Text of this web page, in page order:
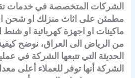
الشركات المتخصصة في خدمات
مطمئن على اثاث منزلك او شحن
ماكينات او اجهزة كهربائية او شنط
من الرياض الى العراق، نوضح
الحديثة التي تتبعها الشركة في
الشركة أنها توفر للعملاء أعلى